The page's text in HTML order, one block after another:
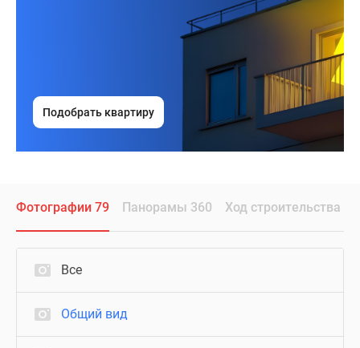
Подобрать квартиру
Фотографии 79 Панорамы 360 Ход строительства
Все
Общий вид